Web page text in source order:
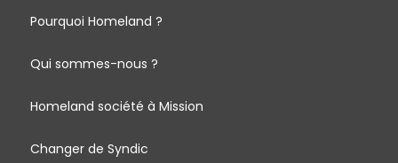
Pourquoi Homeland ?
Qui sommes-nous ?
Homeland société à Mission
Changer de Syndic